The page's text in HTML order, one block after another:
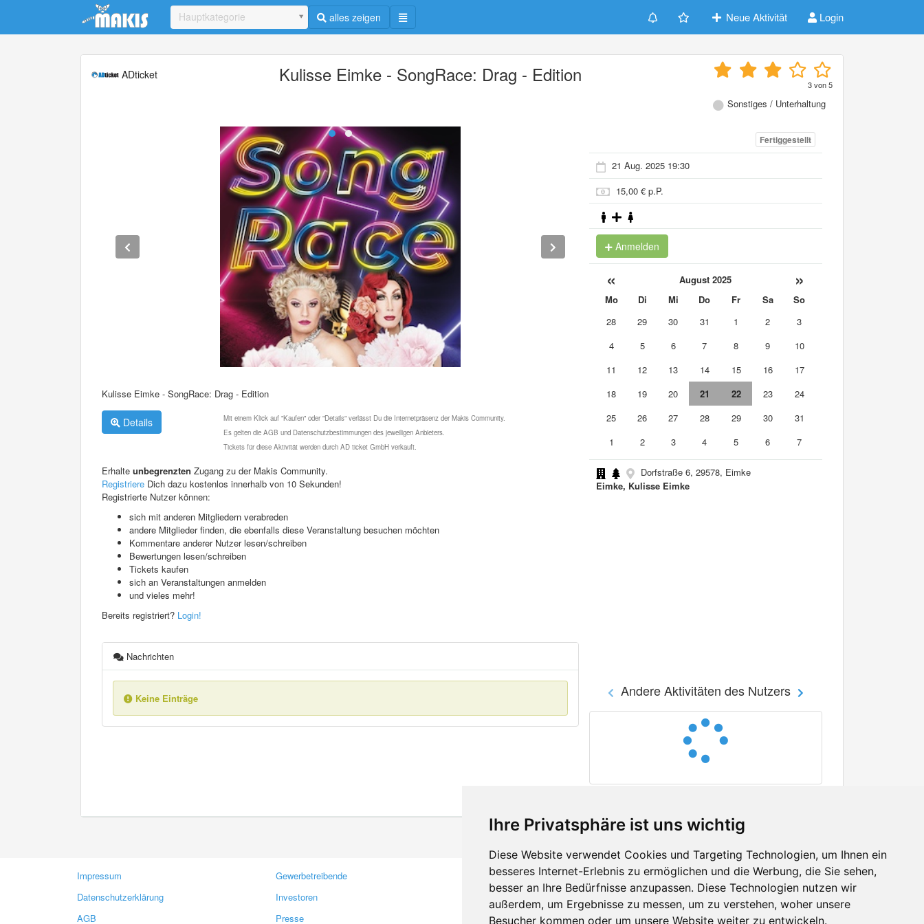
Ihre Privatsphäre ist uns wichtig
Diese Website verwendet Cookies und Targeting Technologien, um Ihnen ein
besseres Internet-Erlebnis zu ermöglichen und die Werbung, die Sie sehen,
besser an Ihre Bedürfnisse anzupassen. Diese Technologien nutzen wir
außerdem, um Ergebnisse zu messen, um zu verstehen, woher unsere
Besucher kommen oder um unsere Website weiter zu entwickeln.
Update cookies preferences
Hauptkategorie alles zeigen Neue Aktivität Login
ADticket Kulisse Eimke - SongRace: Drag - Edition 3von5
Sonstiges / Unterhaltung
Kulisse Eimke - SongRace: Drag - Edition
Details
Mit einem Klick auf "Kaufen" oder "Details" verlässt Du die Internetpräsenz der Makis Community.
Es gelten die AGB und Datenschutzbestimmungen des jeweiligen Anbieters.
Tickets für diese Aktivität werden durch AD ticket GmbH verkauft.
Erhalte unbegrenzten Zugang zu der Makis Community.
Registriere Dich dazu kostenlos innerhalb von 10 Sekunden!
Registrierte Nutzer können:
sich mit anderen Mitgliedern verabreden
andere Mitglieder finden, die ebenfalls diese Veranstaltung besuchen möchten
Kommentare anderer Nutzer lesen/schreiben
Bewertungen lesen/schreiben
Tickets kaufen
sich an Veranstaltungen anmelden
und vieles mehr!
Bereits registriert? Login!
Nachrichten
Keine Einträge
Fertiggestellt
21 Aug. 2025 19:30
15,00 € p.P.
Anmelden
« August 2025 »
Mo Di Mi Do Fr Sa
So
28
29 30 31 1 2
3
4
5 6 7 8 9
10
11
12 13 14 15 16
17
18
19 20 21 22 23
24
25
26 27 28 29 30
31
1
2 3 4 5 6 7
Dorfstraße 6, 29578, Eimke
Eimke, Kulisse Eimke
Andere Aktivitäten des Nutzers
Impressum
Datenschutzerklärung
AGB
Gewerbetreibende
Investoren
Presse
Kontakt
Feedback
Fehler melden
Facebook
Twitter
YouTube